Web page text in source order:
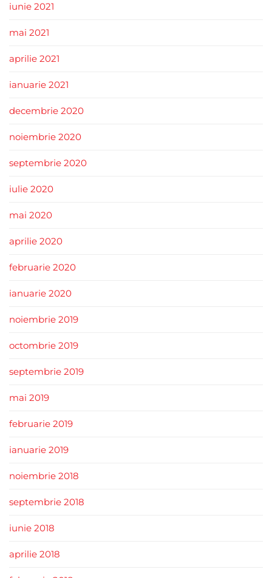
iunie 2021
mai 2021
aprilie 2021
ianuarie 2021
decembrie 2020
noiembrie 2020
septembrie 2020
iulie 2020
mai 2020
aprilie 2020
februarie 2020
ianuarie 2020
noiembrie 2019
octombrie 2019
septembrie 2019
mai 2019
februarie 2019
ianuarie 2019
noiembrie 2018
septembrie 2018
iunie 2018
aprilie 2018